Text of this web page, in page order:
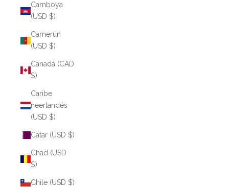
Camboya
(USD $)
Camerún
(USD $)
Canadá (CAD
$)
Caribe
neerlandés
(USD $)
Catar (USD $)
Chad (USD
$)
Chile (USD $)